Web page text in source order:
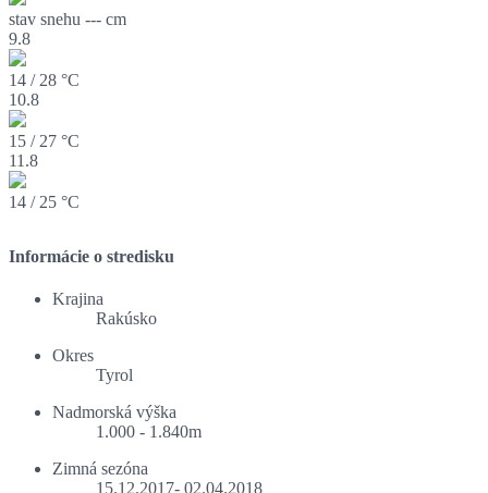
stav snehu --- cm
9.8
14 / 28 °C
10.8
15 / 27 °C
11.8
14 / 25 °C
Informácie o stredisku
Krajina
Rakúsko
Okres
Tyrol
Nadmorská výška
1.000 - 1.840m
Zimná sezóna
15.12.2017- 02.04.2018